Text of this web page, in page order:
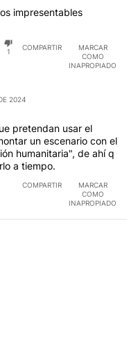
impresentables
1
COMPARTIR
MARCAR
COMO
INAPROPIADO
2024
pretendan usar el
un escenario con el
humanitaria", de ahí q
a tiempo.
COMPARTIR
MARCAR
COMO
INAPROPIADO